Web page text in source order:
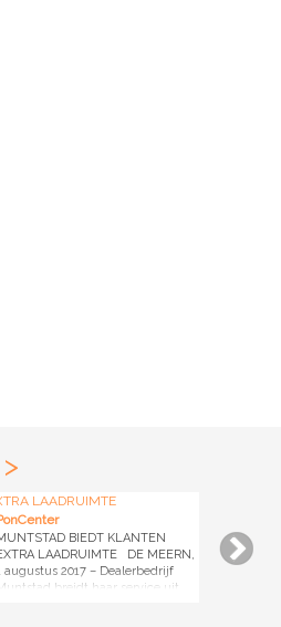
LAADRUIMTE
BIEDT KLANTEN
LAADRUIMTE DE MEERN,
augustus 2017 – Dealerbedrijf
breidt haar service uit.